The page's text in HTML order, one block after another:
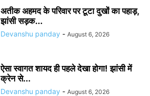
अतीक अहमद के परिवार पर टूटा दुखों का पहाड़,
झांसी सड़क...
Devanshu panday - August 6, 2026
ऐसा स्वागत शायद ही पहले देखा होगा! झांसी में
क्रेन से...
Devanshu panday - August 6, 2026